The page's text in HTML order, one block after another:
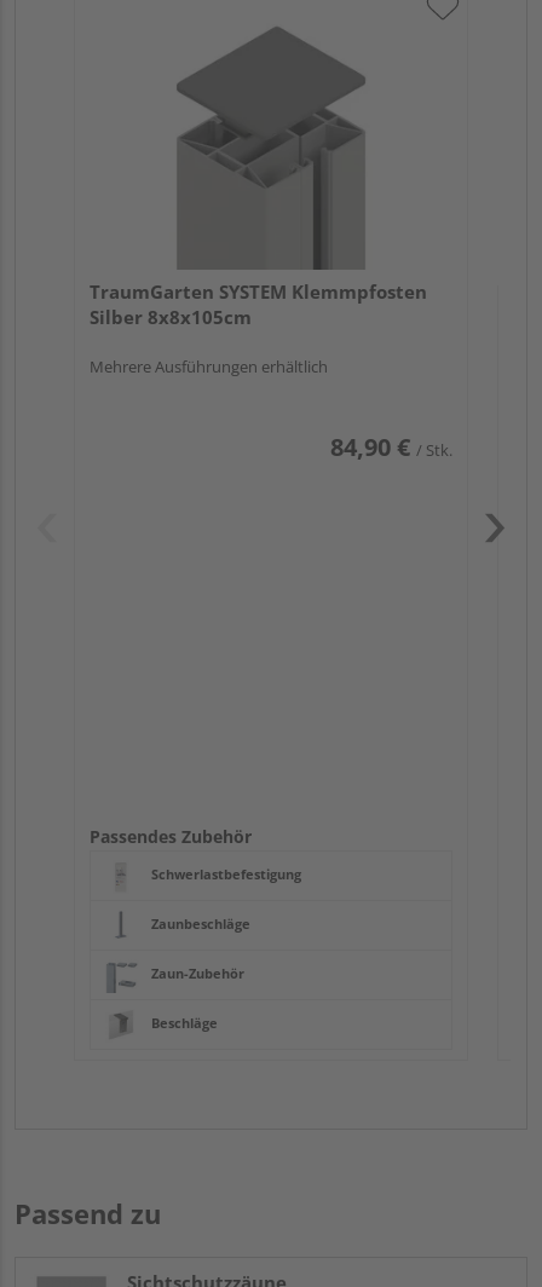
TraumGarten SYSTEM Klemmpfosten
Silber 8x8x105cm
Mehrere Ausführungen erhältlich
84,90 € / Stk.
Passendes Zubehör
Schwerlastbefestigung
Zaunbeschläge
Zaun-Zubehör
Beschläge
Passend zu